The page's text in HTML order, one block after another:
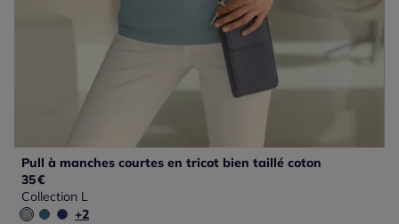
Pull à manches courtes en tricot bien taillé coton
35€
Collection L
+2